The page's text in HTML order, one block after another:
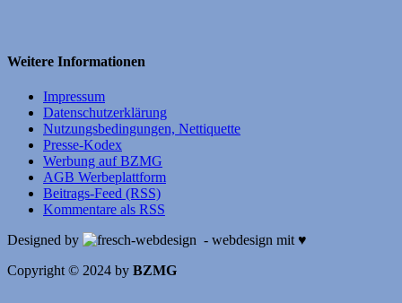
Weitere Informationen
Impressum
Datenschutzerklärung
Nutzungsbedingungen, Nettiquette
Presse-Kodex
Werbung auf BZMG
AGB Werbeplattform
Beitrags-Feed (RSS)
Kommentare als RSS
Designed by
- webdesign mit ♥
Copyright © 2024 by BZMG